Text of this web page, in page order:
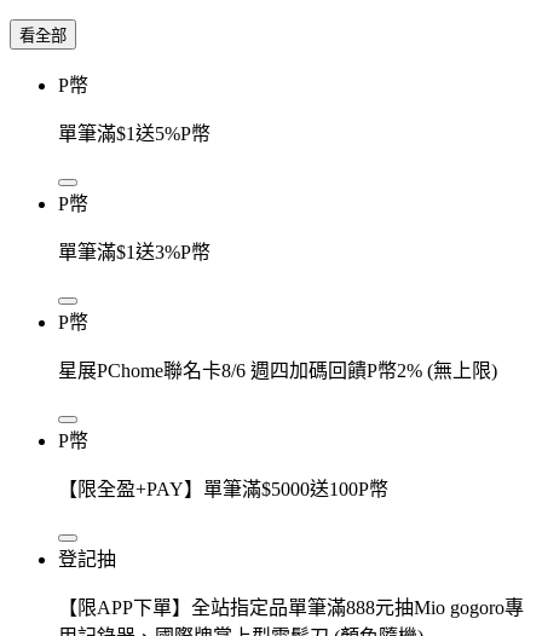
看全部
P幣
單筆滿$1送5%P幣
P幣
單筆滿$1送3%P幣
P幣
星展PChome聯名卡8/6 週四加碼回饋P幣2% (無上限)
P幣
【限全盈+PAY】單筆滿$5000送100P幣
登記抽
【限APP下單】全站指定品單筆滿888元抽Mio gogoro專